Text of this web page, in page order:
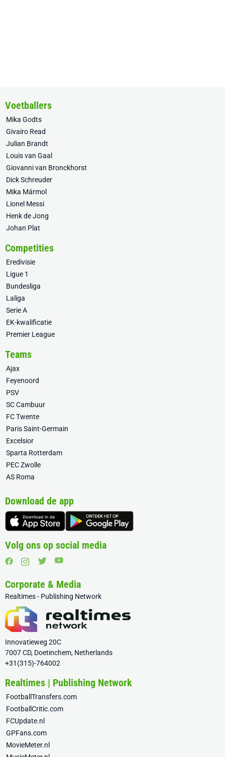
Voetballers
Mika Godts
Givairo Read
Julian Brandt
Louis van Gaal
Giovanni van Bronckhorst
Dick Schreuder
Mika Mármol
Lionel Messi
Henk de Jong
Johan Plat
Competities
Eredivisie
Ligue 1
Bundesliga
Laliga
Serie A
EK-kwalificatie
Premier League
Teams
Ajax
Feyenoord
PSV
SC Cambuur
FC Twente
Paris Saint-Germain
Excelsior
Sparta Rotterdam
PEC Zwolle
AS Roma
Download de app
Volg ons op social media
Corporate & Media
Realtimes - Publishing Network
Innovatieweg 20C
7007 CD, Doetinchem, Netherlands
+31(315)-764002
Realtimes | Publishing Network
FootballTransfers.com
FootballCritic.com
FCUpdate.nl
GPFans.com
MovieMeter.nl